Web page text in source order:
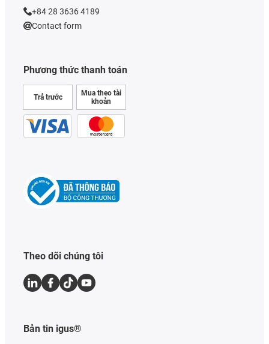
Phương thức thanh toán
Trả trước
Mua theo tài
khoản
+84 28 3636 4189
Contact form
Theo dõi chúng tôi
Bản tin igus®